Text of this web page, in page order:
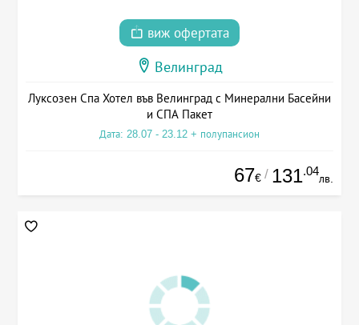
виж офертата
Велинград
Луксозен Спа Хотел във Велинград с Минерални Басейни
и СПА Пакет
Дата: 28.07 - 23.12 + полупансион
67€ / 131.04
лв.